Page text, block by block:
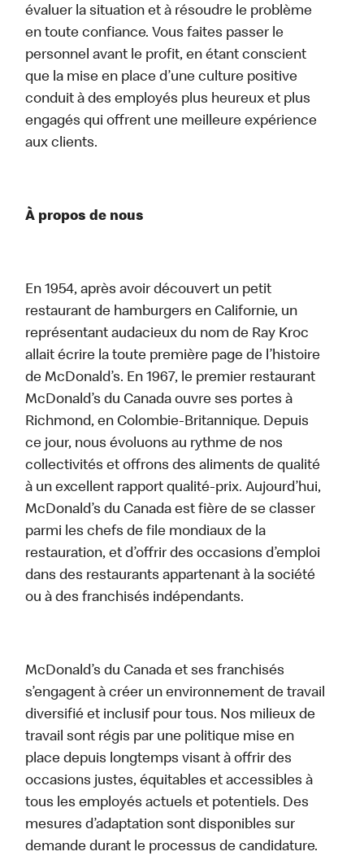
évaluer la situation et à résoudre le problème
en toute confiance. Vous faites passer le
personnel avant le profit, en étant conscient
que la mise en place d’une culture positive
conduit à des employés plus heureux et plus
engagés qui offrent une meilleure expérience
aux clients.
À propos de nous
En 1954, après avoir découvert un petit
restaurant de hamburgers en Californie, un
représentant audacieux du nom de Ray Kroc
allait écrire la toute première page de l’histoire
de McDonald’s. En 1967, le premier restaurant
McDonald’s du Canada ouvre ses portes à
Richmond, en Colombie-Britannique. Depuis
ce jour, nous évoluons au rythme de nos
collectivités et offrons des aliments de qualité
à un excellent rapport qualité-prix. Aujourd’hui,
McDonald’s du Canada est fière de se classer
parmi les chefs de file mondiaux de la
restauration, et d’offrir des occasions d’emploi
dans des restaurants appartenant à la société
ou à des franchisés indépendants.
McDonald’s du Canada et ses franchisés
s’engagent à créer un environnement de travail
diversifié et inclusif pour tous. Nos milieux de
travail sont régis par une politique mise en
place depuis longtemps visant à offrir des
occasions justes, équitables et accessibles à
tous les employés actuels et potentiels. Des
mesures d’adaptation sont disponibles sur
demande durant le processus de candidature.